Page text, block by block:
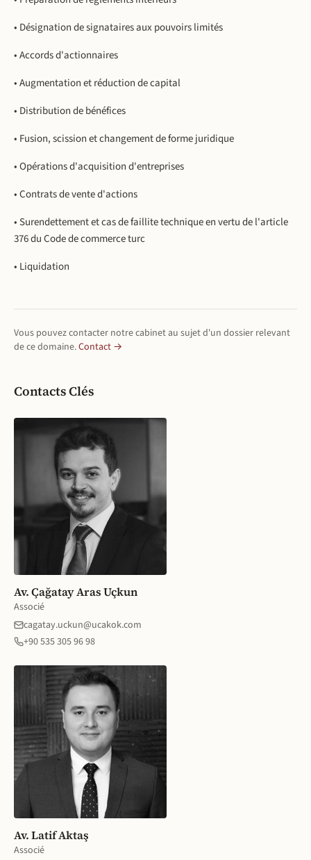
• Désignation de signataires aux pouvoirs limités
• Accords d'actionnaires
• Augmentation et réduction de capital
• Distribution de bénéfices
• Fusion, scission et changement de forme juridique
• Opérations d'acquisition d'entreprises
• Contrats de vente d'actions
• Surendettement et cas de faillite technique en vertu de l'article
376 du Code de commerce turc
• Liquidation
Vous pouvez contacter notre cabinet au sujet d'un dossier relevant
de ce domaine.Contact →
Contacts Clés
Av. Çağatay Aras Uçkun
Associé
cagatay.uckun@ucakok.com
+90 535 305 96 98
Av. Latif Aktaş
Associé